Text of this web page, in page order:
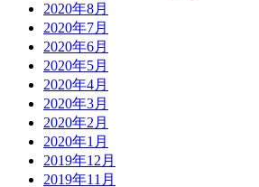
2020年8月
2020年7月
2020年6月
2020年5月
2020年4月
2020年3月
2020年2月
2020年1月
2019年12月
2019年11月